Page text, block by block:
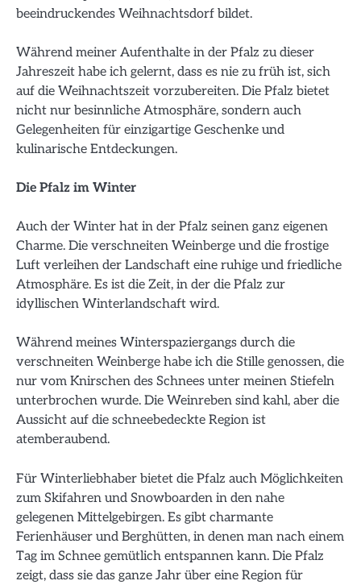
beeindruckendes Weihnachtsdorf bildet.
Während meiner Aufenthalte in der Pfalz zu dieser
Jahreszeit habe ich gelernt, dass es nie zu früh ist, sich
auf die Weihnachtszeit vorzubereiten. Die Pfalz bietet
nicht nur besinnliche Atmosphäre, sondern auch
Gelegenheiten für einzigartige Geschenke und
kulinarische Entdeckungen.
Die Pfalz im Winter
Auch der Winter hat in der Pfalz seinen ganz eigenen
Charme. Die verschneiten Weinberge und die frostige
Luft verleihen der Landschaft eine ruhige und friedliche
Atmosphäre. Es ist die Zeit, in der die Pfalz zur
idyllischen Winterlandschaft wird.
Während meines Winterspaziergangs durch die
verschneiten Weinberge habe ich die Stille genossen, die
nur vom Knirschen des Schnees unter meinen Stiefeln
unterbrochen wurde. Die Weinreben sind kahl, aber die
Aussicht auf die schneebedeckte Region ist
atemberaubend.
Für Winterliebhaber bietet die Pfalz auch Möglichkeiten
zum Skifahren und Snowboarden in den nahe
gelegenen Mittelgebirgen. Es gibt charmante
Ferienhäuser und Berghütten, in denen man nach einem
Tag im Schnee gemütlich entspannen kann. Die Pfalz
zeigt, dass sie das ganze Jahr über eine Region für